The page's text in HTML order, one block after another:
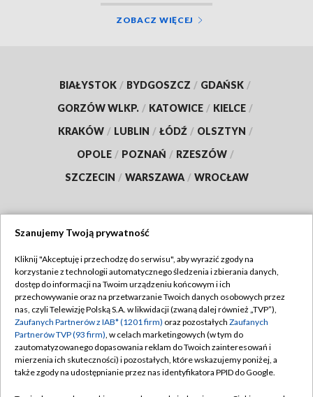
ZOBACZ WIĘCEJ
BIAŁYSTOK / BYDGOSZCZ / GDAŃSK /
GORZÓW WLKP. / KATOWICE / KIELCE /
KRAKÓW / LUBLIN / ŁÓDŹ / OLSZTYN /
OPOLE / POZNAŃ / RZESZÓW /
SZCZECIN / WARSZAWA / WROCŁAW
TVP
Abonament TVP
Emisja w TVP
Centrum informacji TVP
Naziemna Telewizja Cyfrowa
Regulamin TVP
Polityka prywatności
Moje zgody
Pomoc
Szanujemy Twoją prywatność
Kliknij "Akceptuję i przechodzę do serwisu", aby wyrazić zgody na
korzystanie z technologii automatycznego śledzenia i zbierania danych,
dostęp do informacji na Twoim urządzeniu końcowym i ich
przechowywanie oraz na przetwarzanie Twoich danych osobowych przez
nas, czyli Telewizję Polską S.A. w likwidacji (zwaną dalej również „TVP”),
Zaufanych Partnerów z IAB* (1201 firm) oraz pozostałych Zaufanych
Partnerów TVP (93 firm), w celach marketingowych (w tym do
zautomatyzowanego dopasowania reklam do Twoich zainteresowań i
mierzenia ich skuteczności) i pozostałych, które wskazujemy poniżej, a
także zgody na udostępnianie przez nas identyfikatora PPID do Google.